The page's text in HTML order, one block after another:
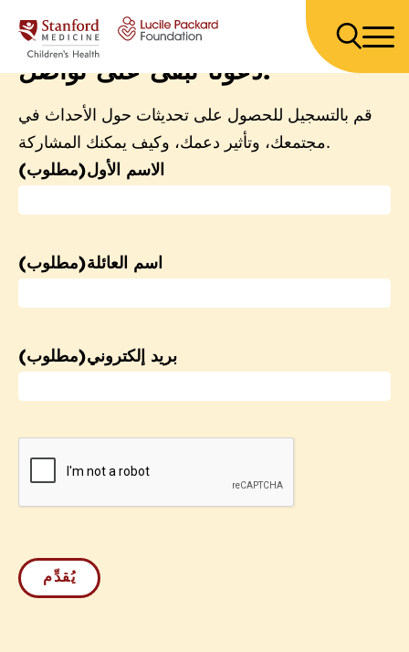
دعونا نبقى على تواصل!
قم بالتسجيل للحصول على تحديثات حول الأحداث في
مجتمعك، وتأثير دعمك، وكيف يمكنك المشاركة.
الاسم الأول(مطلوب)
اسم العائلة(مطلوب)
بريد إلكتروني(مطلوب)